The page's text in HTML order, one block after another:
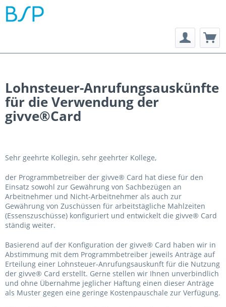
Lohnsteuer-Anrufungsauskünfte
für die Verwendung der
givve®Card
Sehr geehrte Kollegin, sehr geehrter Kollege,
der Programmbetreiber der givve® Card hat diese für den
Einsatz sowohl zur Gewährung von Sachbezügen an
Arbeitnehmer und Nicht-Arbeitnehmer als auch zur
Gewährung von Zuschüssen für arbeitstägliche Mahlzeiten
(Essenszuschüsse) konfiguriert und entwickelt die givve® Card
ständig weiter.
Basierend auf der Konfiguration der givve® Card haben wir in
Abstimmung mit dem Programmbetreiber jeweils Anträge auf
Erteilung einer Lohnsteuer-Anrufungsauskunft für die Nutzung
der givve® Card erstellt. Gerne stellen wir Ihnen unverbindlich
und ohne Übernahme jeglicher Haftung einen dieser Anträge
als Muster gegen eine geringe Kostenpauschale zur Verfügung.